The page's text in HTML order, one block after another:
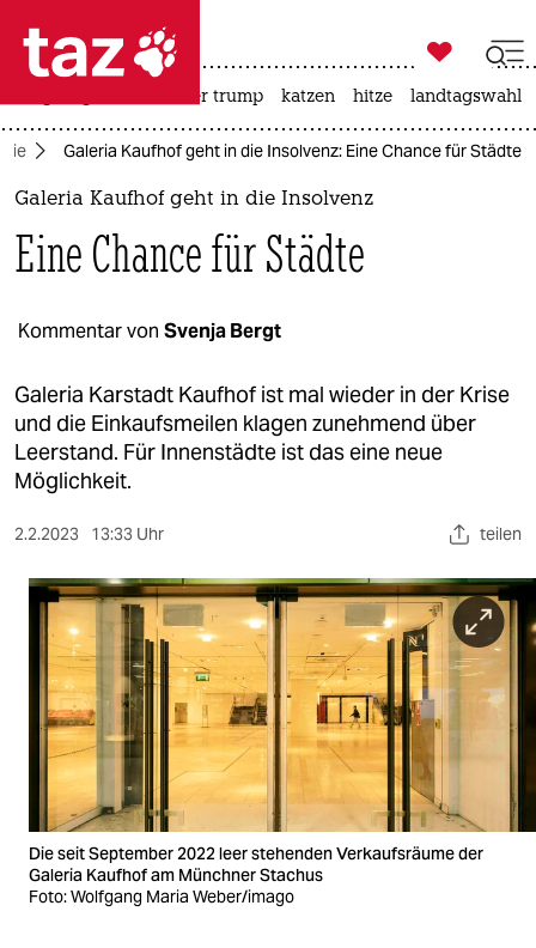
 taz zahl ich
taz zahl ich
politik
öko
gesellschaft
kultur
sport
berlin
nord
wahrheit
verlag
verlag
veranstaltungen
shop
fragen & hilfe

taz zahl ich
usa unter trump katzen hitze landtagswahl
Galeria Kaufhof geht in die Insolvenz: Eine Chance für Städte
Galeria Kaufhof geht in die Insolvenz
Eine Chance für Städte
Kommentar von Svenja Bergt
Galeria Karstadt Kaufhof ist mal wieder in der Krise
und die Einkaufsmeilen klagen zunehmend über
Leerstand. Für Innenstädte ist das eine neue
Möglichkeit.
2.2.2023 13:33 Uhr teilen
Die seit September 2022 leer stehenden Verkaufsräume der
Galeria Kaufhof am Münchner Stachus
Foto: Wolfgang Maria Weber/imago